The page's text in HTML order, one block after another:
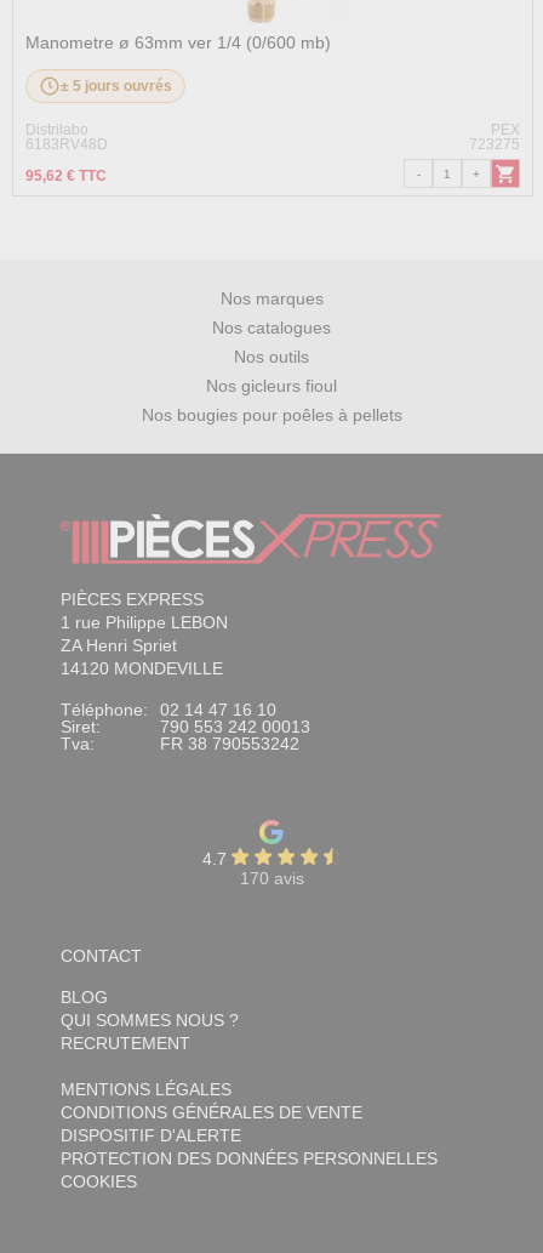
Manometre ø 63mm ver 1/4 (0/600 mb)
± 5 jours ouvrés
Distrilabo
PEX
6183RV48D
723275
95,62 € TTC
Nos marques
Nos catalogues
Nos outils
Nos gicleurs fioul
Nos bougies pour poêles à pellets
PIÈCES EXPRESS
1 rue Philippe LEBON
ZA Henri Spriet
14120 MONDEVILLE
Téléphone:
02 14 47 16 10
Siret:
790 553 242 00013
Tva:
FR 38 790553242
4.7
170 avis
CONTACT
BLOG
QUI SOMMES NOUS ?
RECRUTEMENT
MENTIONS LÉGALES
CONDITIONS GÉNÉRALES DE VENTE
DISPOSITIF D'ALERTE
PROTECTION DES DONNÉES PERSONNELLES
COOKIES